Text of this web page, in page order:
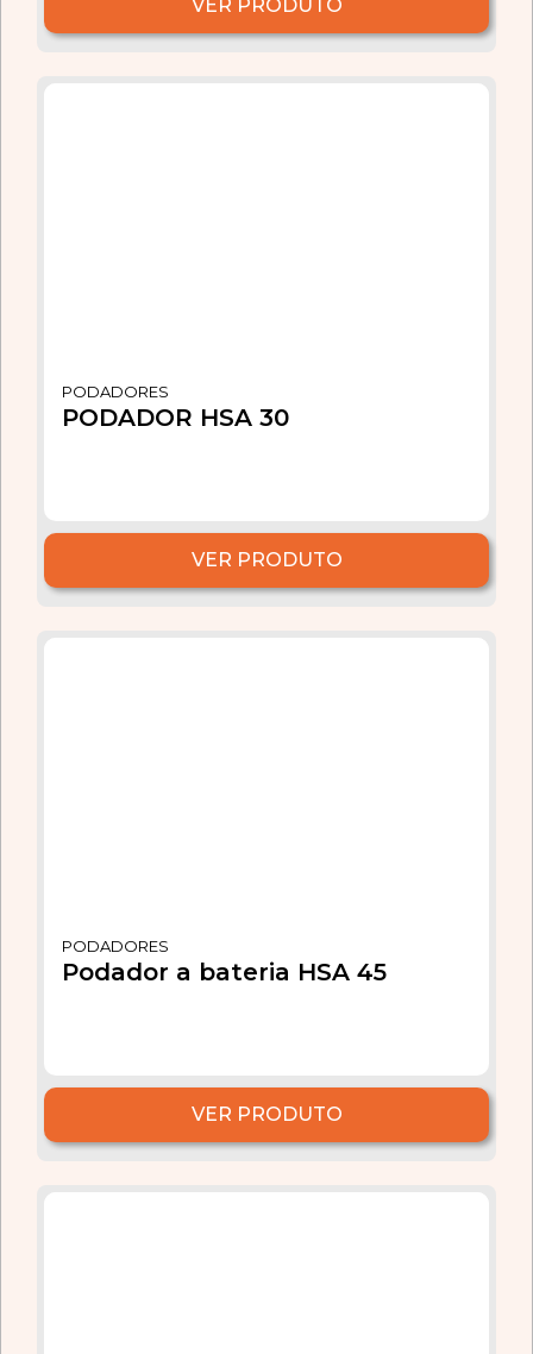
VER PRODUTO
PODADORES
PODADOR HSA 30
VER PRODUTO
PODADORES
Podador a bateria HSA 45
VER PRODUTO